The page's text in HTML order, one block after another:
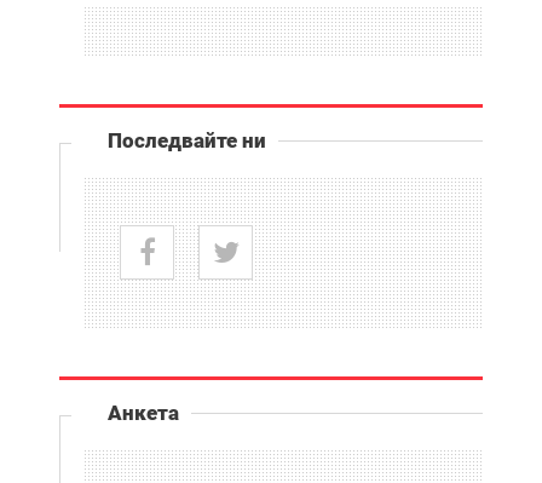
Последвайте ни
Анкета